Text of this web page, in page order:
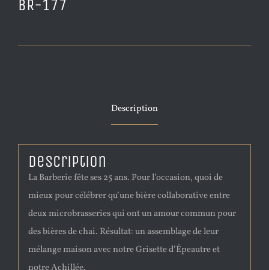
BR-177
Description
Description
La Barberie fête ses 25 ans. Pour l’occasion, quoi de
mieux pour célébrer qu’une bière collaborative entre
deux microbrasseries qui ont un amour commun pour
des bières de chai. Résultat: un assemblage de leur
mélange maison avec notre Grisette d’Épeautre et